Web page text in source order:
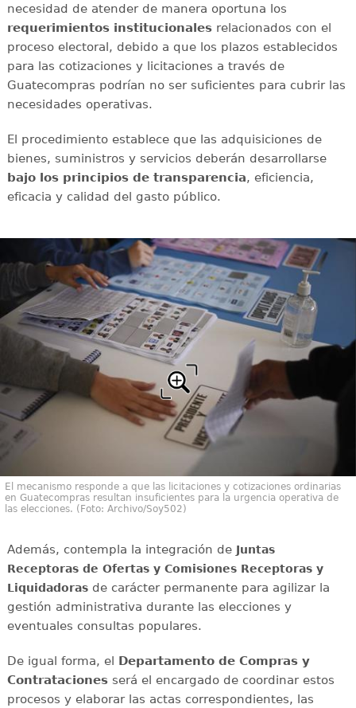
necesidad de atender de manera oportuna los
requerimientos institucionalesrelacionados con el
proceso electoral, debido a que los plazos establecidos
para las cotizaciones y licitaciones a través de
Guatecompras podrían no ser suficientes para cubrir las
necesidades operativas.
El procedimiento establece que las adquisiciones de
bienes, suministros y servicios deberán desarrollarse
bajo los principios de transparencia, eficiencia,
eficacia y calidad del gasto público.
El mecanismo responde a que las licitaciones y cotizaciones ordinarias
en Guatecompras resultan insuficientes para la urgencia operativa de
las elecciones. (Foto: Archivo/Soy502)
Además, contempla la integración de Juntas
Receptoras de Ofertas y Comisiones Receptoras y
Liquidadorasde carácter permanente para agilizar la
gestión administrativa durante las elecciones y
eventuales consultas populares.
De igual forma, el Departamento de Compras y
Contratacionesserá el encargado de coordinar estos
procesos y elaborar las actas correspondientes, las